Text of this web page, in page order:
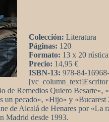
Colección: Literatura
Páginas: 120
Formato: 13 x 20
Precio: 14,95 €
ISBN-13: 978-84-
de Remedios Quiero
un pecado», «Hijo» y
de Alcalá de Henares por «La
Madrid desde 1993.